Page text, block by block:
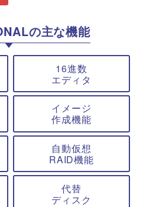
の主な機能
16進数
エディタ
イメージ
作成機能
自動仮想
RAID機能
代替
ディスク